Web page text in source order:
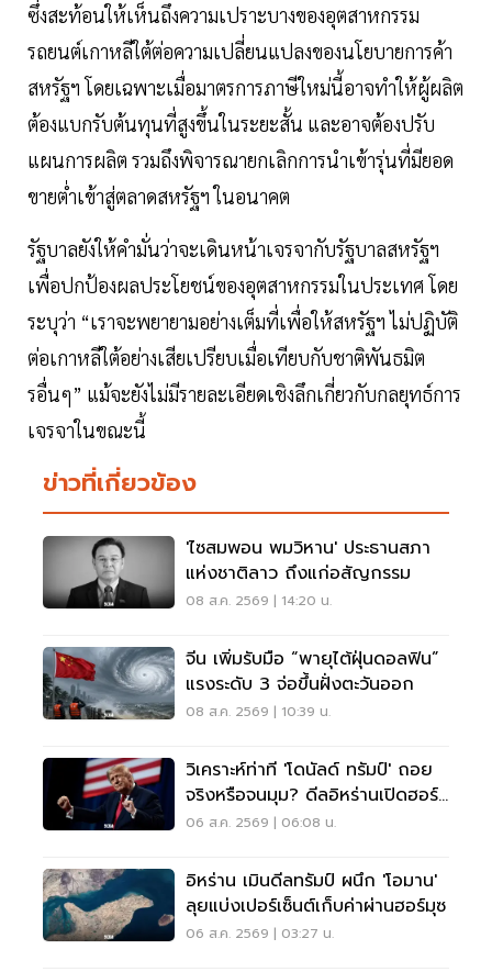
ซึ่งสะท้อนให้เห็นถึงความเปราะบางของอุตสาหกรรม
รถยนต์เกาหลีใต้ต่อความเปลี่ยนแปลงของนโยบายการค้า
สหรัฐฯ โดยเฉพาะเมื่อมาตรการภาษีใหม่นี้อาจทำให้ผู้ผลิต
ต้องแบกรับต้นทุนที่สูงขึ้นในระยะสั้น และอาจต้องปรับ
แผนการผลิต รวมถึงพิจารณายกเลิกการนำเข้ารุ่นที่มียอด
ขายต่ำเข้าสู่ตลาดสหรัฐฯ ในอนาคต
รัฐบาลยังให้คำมั่นว่าจะเดินหน้าเจรจากับรัฐบาลสหรัฐฯ
เพื่อปกป้องผลประโยชน์ของอุตสาหกรรมในประเทศ โดย
ระบุว่า “เราจะพยายามอย่างเต็มที่เพื่อให้สหรัฐฯ ไม่ปฏิบัติ
ต่อเกาหลีใต้อย่างเสียเปรียบเมื่อเทียบกับชาติพันธมิต
รอื่นๆ” แม้จะยังไม่มีรายละเอียดเชิงลึกเกี่ยวกับกลยุทธ์การ
เจรจาในขณะนี้
ข่าวที่เกี่ยวข้อง
'ไซสมพอน พมวิหาน' ประธานสภา
แห่งชาติลาว ถึงแก่อสัญกรรม
08 ส.ค. 2569 | 14:20 น.
จีน เพิ่มรับมือ “พายุไต้ฝุ่นดอลฟิน”
แรงระดับ 3 จ่อขึ้นฝั่งตะวันออก
08 ส.ค. 2569 | 10:39 น.
วิเคราะห์ท่าที 'โดนัลด์ ทรัมป์' ถอย
จริงหรือจนมุม? ดีลอิหร่านเปิดฮอร์
มุซ
06 ส.ค. 2569 | 06:08 น.
อิหร่าน เมินดีลทรัมป์ ผนึก 'โอมาน'
ลุยแบ่งเปอร์เซ็นต์เก็บค่าผ่านฮอร์มุซ
06 ส.ค. 2569 | 03:27 น.